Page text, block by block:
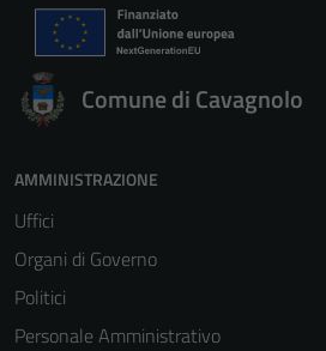
Comune di Cavagnolo
AMMINISTRAZIONE
Uffici
Organi di Governo
Politici
Personale Amministrativo